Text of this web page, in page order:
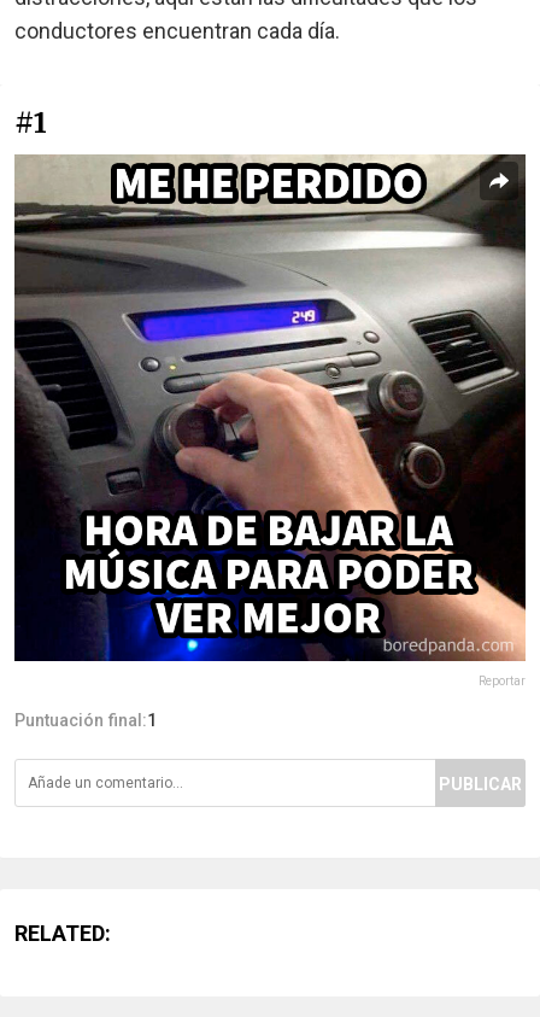
conductores encuentran cada día.
#1
Reportar
Puntuación final:1
PUBLICAR
RELATED: